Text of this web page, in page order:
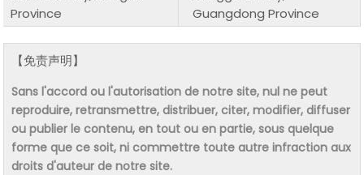
Province
Guangdong Province
【免责声明】
Sans l'accord ou l'autorisation de notre site, nul ne peut
reproduire, retransmettre, distribuer, citer, modifier, diffuser
ou publier le contenu, en tout ou en partie, sous quelque
forme que ce soit, ni commettre toute autre infraction aux
droits d'auteur de notre site.